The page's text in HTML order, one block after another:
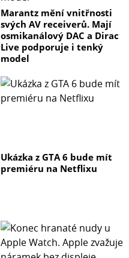
Marantz mění vnitřnosti
svých AV receiverů. Mají
osmikanálový DAC a Dirac
Live podporuje i tenký
model
Ukázka z GTA 6 bude mít
premiéru na Netflixu